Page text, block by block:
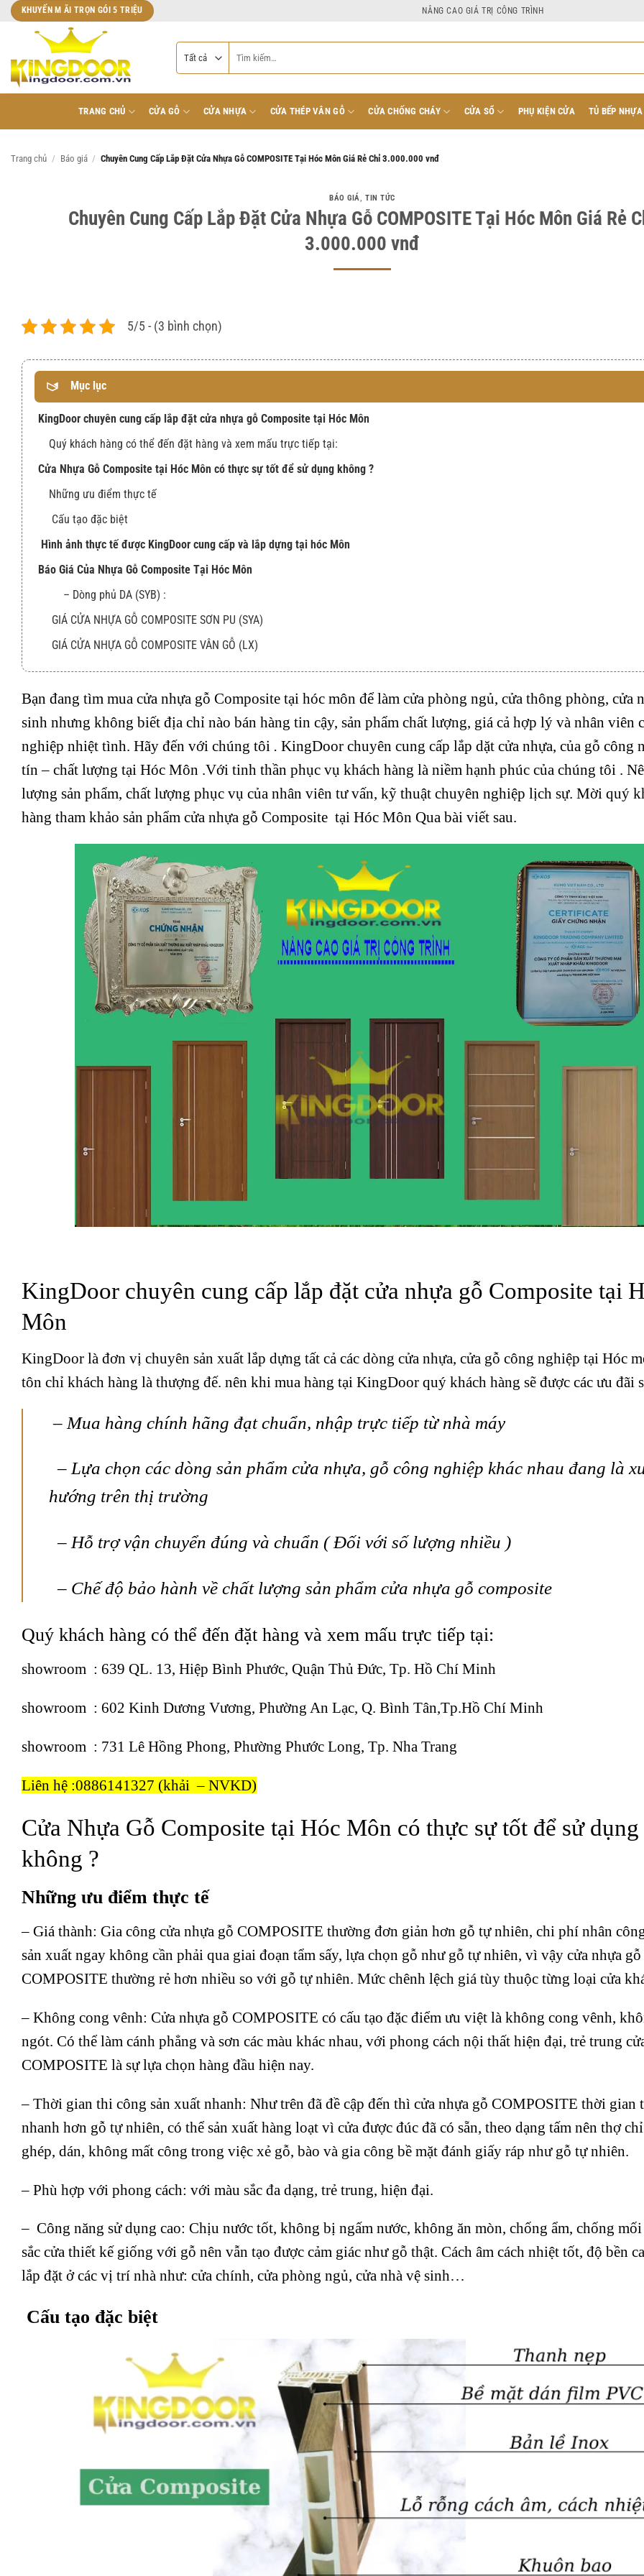
Bỏ
dung
KHUYẾN M ÃI TRỌN GÓI 5 TRIỆU NÂNG CAO GIÁ TRỊ CÔNG TRÌNH
kiếm:
TRANG CHỦ CỬA GỖ CỬA NHỰA CỬA THÉP VÂN GỖ CỬA CHỐNG CHÁY CỬA SỔ PHỤ KIỆN CỬA TỦ BẾP
Trang chủ / Báo giá / Chuyên Cung Cấp Lắp Đặt Cửa Nhựa Gỗ COMPOSITE Tại Hóc Môn Giá Rẻ Chỉ 3.000.000 vnđ
BÁO GIÁ,TIN TỨC
Chuyên Cung Cấp Lắp Đặt Cửa Nhựa Gỗ COMPOSITE Tại Hóc Môn Giá Rẻ
3.000.000 vnđ
5/5 - (3 bình chọn)
Mục lục
KingDoor chuyên cung cấp lắp đặt cửa nhựa gỗ Composite tại Hóc Môn
Quý khách hàng có thể đến đặt hàng và xem mấu trực tiếp tại:
Cửa Nhựa Gỗ Composite tại Hóc Môn có thực sự tốt để sử dụng không ?
Những ưu điểm thực tế
Cấu tạo đặc biệt
Hình ảnh thực tế được KingDoor cung cấp và lắp dựng tại hóc Môn
Báo Giá Của Nhựa Gỗ Composite Tại Hóc Môn
– Dòng phủ DA (SYB) :
GIÁ CỬA NHỰA GỖ COMPOSITE SƠN PU (SYA)
GIÁ CỬA NHỰA GỖ COMPOSITE VÂN GỖ (LX)
Bạn đang tìm mua cửa nhựa gỗ Composite tại hóc môn để làm cửa phòng ngủ, cửa thông phòng, cửa
sinh nhưng không biết địa chỉ nào bán hàng tin cậy, sản phẩm chất lượng, giá cả hợp lý và nhân viên
nghiệp nhiệt tình. Hãy đến với chúng tôi . KingDoor chuyên cung cấp lắp dặt cửa nhựa, của gỗ công
tín – chất lượng tại Hóc Môn .Với tinh thần phục vụ khách hàng là niềm hạnh phúc của chúng tôi .
lượng sản phẩm, chất lượng phục vụ của nhân viên tư vấn, kỹ thuật chuyên nghiệp lịch sự. Mời quý
hàng tham khảo sản phẩm cửa nhựa gỗ Composite tại Hóc Môn Qua bài viết sau.
KingDoor chuyên cung cấp lắp đặt cửa nhựa gỗ Composite tại
Môn
KingDoor là đơn vị chuyên sản xuất lắp dựng tất cả các dòng cửa nhựa, cửa gỗ công nghiệp tại Hóc
tôn chỉ khách hàng là thượng đế. nên khi mua hàng tại KingDoor quý khách hàng sẽ được các ưu đãi
– Mua hàng chính hãng đạt chuẩn, nhập trực tiếp từ nhà máy
– Lựa chọn các dòng sản phẩm cửa nhựa, gỗ công nghiệp khác nhau đang là
hướng trên thị trường
– Hỗ trợ vận chuyển đúng và chuẩn ( Đối với số lượng nhiều )
– Chế độ bảo hành về chất lượng sản phẩm cửa nhựa gỗ composite
Quý khách hàng có thể đến đặt hàng và xem mấu trực tiếp tại:
showroom : 639 QL. 13, Hiệp Bình Phước, Quận Thủ Đức, Tp. Hồ Chí Minh
showroom : 602 Kinh Dương Vương, Phường An Lạc, Q. Bình Tân,Tp.Hồ Chí Minh
showroom : 731 Lê Hồng Phong, Phường Phước Long, Tp. Nha Trang
Liên hệ :0886141327 (khải – NVKD)
Cửa Nhựa Gỗ Composite tại Hóc Môn có thực sự tốt để sử dụng
không ?
Những ưu điểm thực tế
– Giá thành: Gia công cửa nhựa gỗ COMPOSITE thường đơn giản hơn gỗ tự nhiên, chi phí nhân
sản xuất ngay không cần phải qua giai đoạn tẩm sấy, lựa chọn gỗ như gỗ tự nhiên, vì vậy cửa nhựa gỗ
COMPOSITE thường rẻ hơn nhiều so với gỗ tự nhiên. Mức chênh lệch giá tùy thuộc từng loại cửa
– Không cong vênh: Cửa nhựa gỗ COMPOSITE có cấu tạo đặc điểm ưu việt là không cong vênh,
ngót. Có thể làm cánh phẳng và sơn các màu khác nhau, với phong cách nội thất hiện đại, trẻ trung
COMPOSITE là sự lựa chọn hàng đầu hiện nay.
– Thời gian thi công sản xuất nhanh: Như trên đã đề cập đến thì cửa nhựa gỗ COMPOSITE thời gian
nhanh hơn gỗ tự nhiên, có thể sản xuất hàng loạt vì cửa được đúc đã có sẵn, theo dạng tấm nên thợ
ghép, dán, không mất công trong việc xẻ gỗ, bào và gia công bề mặt đánh giấy ráp như gỗ tự nhiên.
– Phù hợp với phong cách: với màu sắc đa dạng, trẻ trung, hiện đại.
– Công năng sử dụng cao: Chịu nước tốt, không bị ngấm nước, không ăn mòn, chống ẩm, chống mối
sắc cửa thiết kế giống với gỗ nên vẫn tạo được cảm giác như gỗ thật. Cách âm cách nhiệt tốt, độ bền
lắp đặt ở các vị trí nhà như: cửa chính, cửa phòng ngủ, cửa nhà vệ sinh…
Cấu tạo đặc biệt